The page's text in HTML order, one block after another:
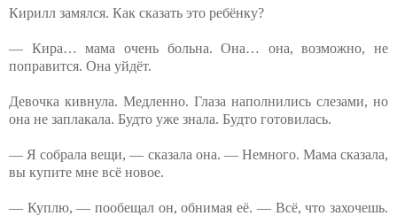
Кирилл замялся. Как сказать это ребёнку?
— Кира… мама очень больна. Она… она, возможно, не
поправится. Она уйдёт.
Девочка кивнула. Медленно. Глаза наполнились слезами, но
она не заплакала. Будто уже знала. Будто готовилась.
— Я собрала вещи, — сказала она. — Немного. Мама сказала,
вы купите мне всё новое.
— Куплю, — пообещал он, обнимая её. — Всё, что захочешь.